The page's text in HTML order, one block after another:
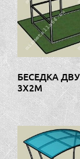
БЕСЕДКА
3Х2М